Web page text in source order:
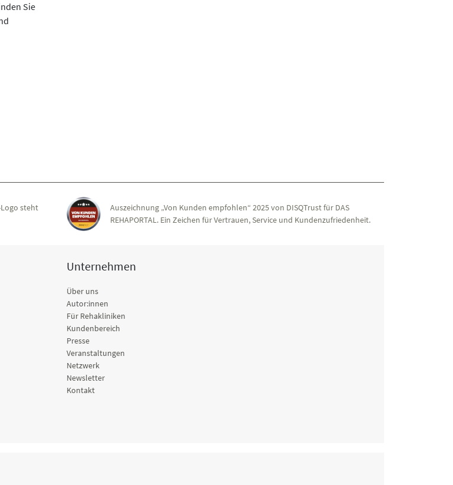
Sie
steht
Auszeichnung „Von Kunden empfohlen“ 2025 von DISQTrust für DAS
REHAPORTAL. Ein Zeichen für Vertrauen, Service und Kundenzufriedenheit.
Unternehmen
Über uns
Autor:innen
Für Rehakliniken
Kundenbereich
Presse
Veranstaltungen
Netzwerk
Newsletter
Kontakt